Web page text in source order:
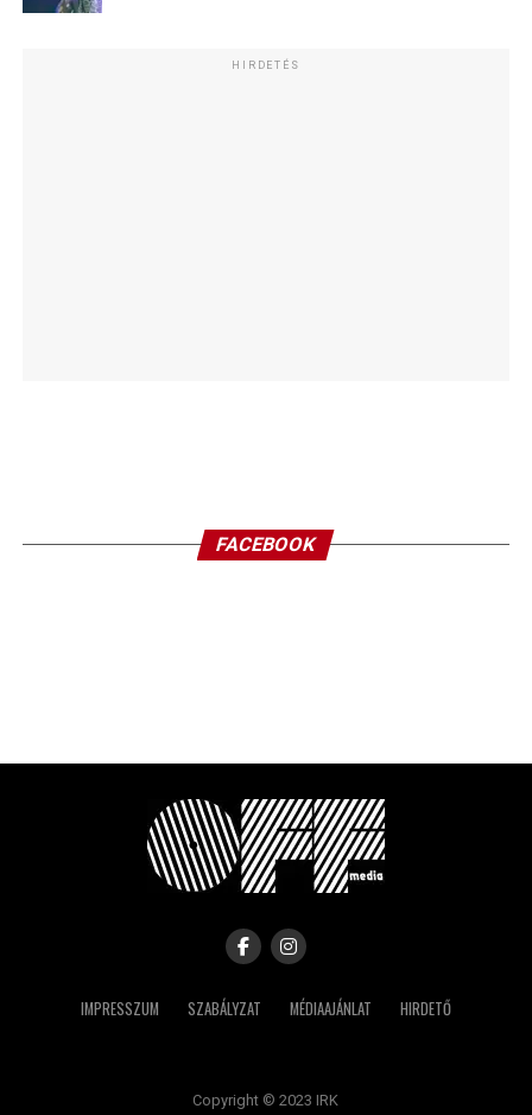
HIRDETÉS
FACEBOOK
IMPRESSZUM SZABÁLYZAT MÉDIAAJÁNLAT HIRDETŐ
Copyright © 2023 IRK